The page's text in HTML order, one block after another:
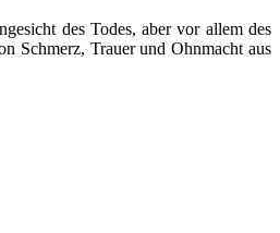
des Todes, aber vor allem des
Schmerz, Trauer und Ohnmacht aus